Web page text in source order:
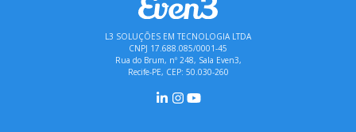
L3 SOLUÇÕES EM TECNOLOGIA LTDA
CNPJ 17.688.085/0001-45
Rua do Brum, nº 248, Sala Even3,
Recife-PE, CEP: 50.030-260